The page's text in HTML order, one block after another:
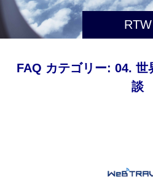
RTW
FAQ カテゴリー: 04. 世
談